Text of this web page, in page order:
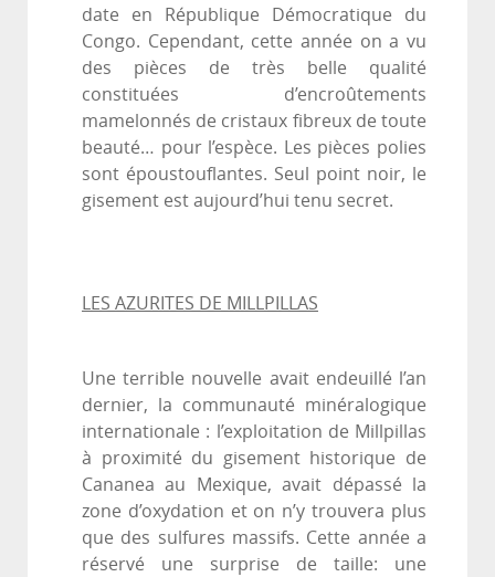
date en République Démocratique du
Congo. Cependant, cette année on a vu
des pièces de très belle qualité
constituées d’encroûtements
mamelonnés de cristaux fibreux de toute
beauté… pour l’espèce. Les pièces polies
sont époustouflantes. Seul point noir, le
gisement est aujourd’hui tenu secret.
LES AZURITES DE MILLPILLAS
Une terrible nouvelle avait endeuillé l’an
dernier, la communauté minéralogique
internationale : l’exploitation de Millpillas
à proximité du gisement historique de
Cananea au Mexique, avait dépassé la
zone d’oxydation et on n’y trouvera plus
que des sulfures massifs. Cette année a
réservé une surprise de taille: une